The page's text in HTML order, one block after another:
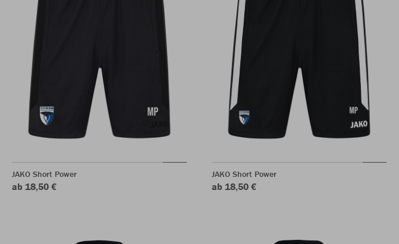
JAKO Short Power
ab 18,50 €
JAKO Short Power
ab 18,50 €